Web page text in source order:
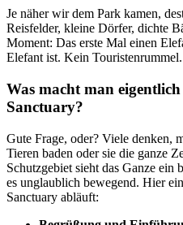
Je näher wir dem Park kamen,
Reisfelder, kleine Dörfer, dichte
Moment: Das erste Mal einen
Elefant ist. Kein
Was macht man
Sanctuary?
Gute Frage, oder? Viele denken,
Tieren baden oder sie die ganze
Schutzgebiet sieht das Ganze ein
es unglaublich bewegend. Hier
Sanctuary abläuft: